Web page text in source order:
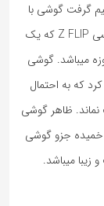
گرفت گوشی با
صفحات خمیده وارد بازار کند سپس گوشی های گلکسی Z FLIP که یک
میباشد. گوشی
که به احتمال
نماند. ظاهر گوشی
جزو گوشی
میباشد.